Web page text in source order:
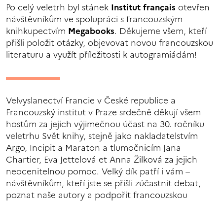
Po celý veletrh byl stánek Institut français otevřen
návštěvníkům ve spolupráci s francouzským
knihkupectvím Megabooks. Děkujeme všem, kteří
přišli položit otázky, objevovat novou francouzskou
literaturu a využít příležitosti k autogramiádám!
Velvyslanectví Francie v České republice a
Francouzský institut v Praze srdečně děkují všem
hostům za jejich výjimečnou účast na 30. ročníku
veletrhu Svět knihy, stejně jako nakladatelstvím
Argo, Incipit a Maraton a tlumočnicím Jana
Chartier, Eva Jettelová et Anna Žilková za jejich
neocenitelnou pomoc. Velký dík patří i vám –
návštěvníkům, kteří jste se přišli zúčastnit debat,
poznat naše autory a podpořit francouzskou